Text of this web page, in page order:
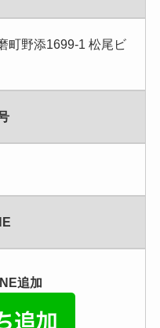
町野添1699-1 松尾ビ
追加